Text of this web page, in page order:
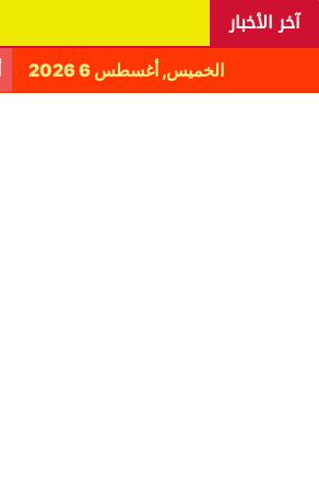
آخر الأخبار
الخميس, أغسطس 6 2026